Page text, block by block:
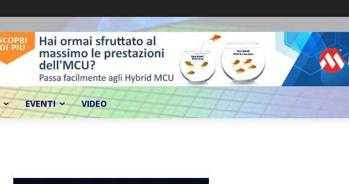
EVENTI VIDEO